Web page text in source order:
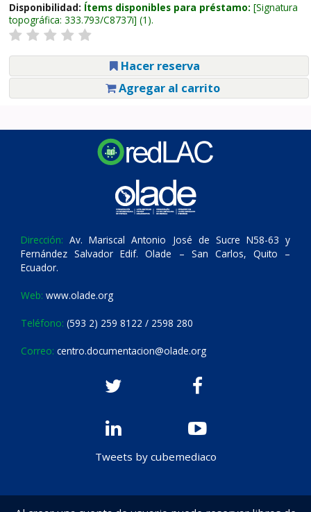
Disponibilidad: Ítems disponibles para préstamo: Signatura
topográfica: 333.793/C8737i (1).
Hacer reserva
Agregar al carrito
Dirección: Av. Mariscal Antonio José de Sucre N58-63 y
Fernández Salvador Edif. Olade – San Carlos, Quito –
Ecuador.
Web: www.olade.org
Teléfono: (593 2) 259 8122 / 2598 280
Correo: centro.documentacion@olade.org
Tweets by cubemediaco